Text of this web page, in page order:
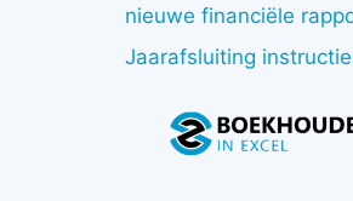
nieuwe financiële
Jaarafsluiting